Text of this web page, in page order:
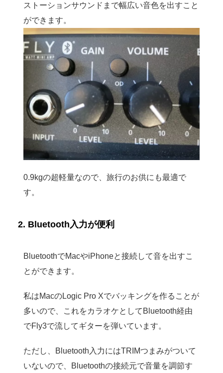
ストーションサウンドまで幅広い音色を出すこと
ができます。
0.9kgの超軽量なので、旅行のお供にも最適で
す。
2. Bluetooth入力が便利
BluetoothでMacやiPhoneと接続して音を出すこ
とができます。
私はMacのLogic Pro Xでバッキングを作ることが
多いので、これをカラオケとしてBluetooth経由
でFly3で流してギターを弾いています。
ただし、Bluetooth入力にはTRIMつまみがついて
いないので、Bluetoothの接続元で音量を調節す